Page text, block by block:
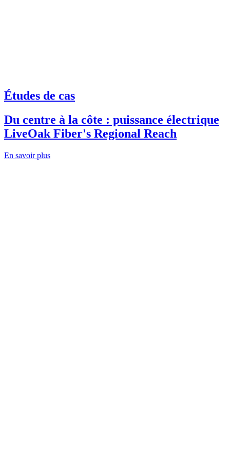
Études de cas
Du centre à la côte : puissance électrique
LiveOak Fiber's Regional Reach
En savoir plus